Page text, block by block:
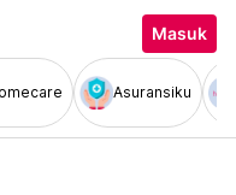
Masuk
Asuransiku